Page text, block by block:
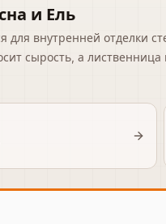
и Ель
для внутренней отделки
сырость, а